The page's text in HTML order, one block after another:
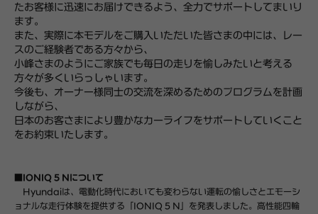
たお客様に迅速にお届けできるよう、全力でサポートしてまいり
ます。
また、実際に本モデルをご購入いただいた皆さまの中には、レー
スのご経験者である方々から、
小峰さまのようにご家族でも毎日の走りを愉しみたいと考える
方々が多くいらっしゃいます。
今後も、オーナー様同士の交流を深めるためのプログラムを計画
しながら、
日本のお客さまにより豊かなカーライフをサポートしていくこと
をお約束いたします。
■IONIQ 5 Nについて
Hyundaiは、電動化時代においても変わらない運転の愉しさとエモーシ
ョナルな走行体験を提供する「IONIQ 5 N」を発表しました。 高性能四輪